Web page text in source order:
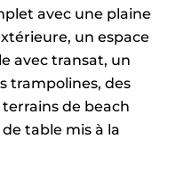
avec une plaine
un espace
avec transat, un
trampolines, des
de beach
table mis à la